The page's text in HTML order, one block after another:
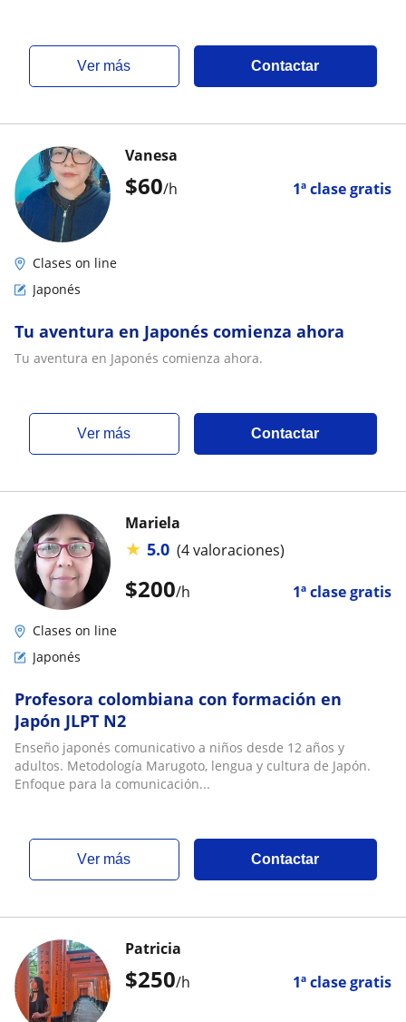
ver más Contactar
$60/h 1ª clase gratis
Vanesa
Clases on line
Japonés
Tu aventura en Japonés comienza ahora
Tu aventura en Japonés comienza ahora.
ver más Contactar
$200/h 1ª clase gratis
Mariela
★ 5.0 (4 valoraciones)
Clases on line
Japonés
Profesora colombiana con formación en
Japón JLPT N2
Enseño japonés comunicativo a niños desde 12 años y
adultos. Metodología Marugoto, lengua y cultura de Japón.
Enfoque para la comunicación...
ver más Contactar
$250/h 1ª clase gratis
Patricia